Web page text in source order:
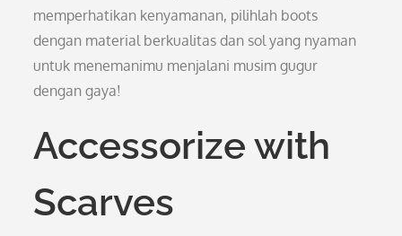
memperhatikan kenyamanan, pilihlah boots
dengan material berkualitas dan sol yang nyaman
untuk menemanimu menjalani musim gugur
dengan gaya!
Accessorize with
Scarves